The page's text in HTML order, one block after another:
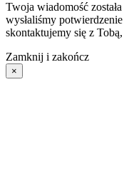
Twoja wiadomość
wysłaliśmy
skontaktujemy się z
Zamknij i zakończ
×